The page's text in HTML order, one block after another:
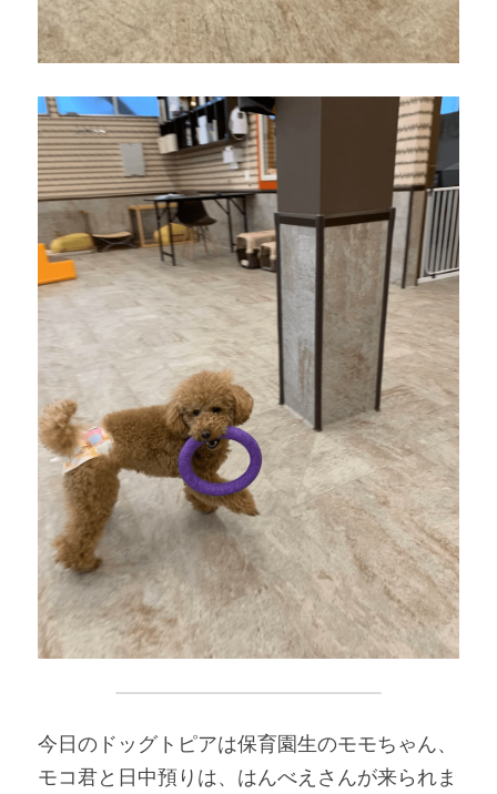
今日のドッグトピアは保育園生のモモちゃん、
モコ君と日中預りは、はんべえさんが来られま